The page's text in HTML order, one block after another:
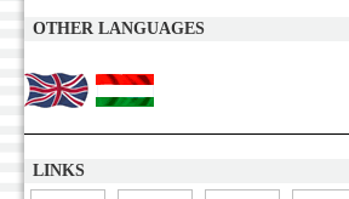
OTHER LANGUAGES
LINKS